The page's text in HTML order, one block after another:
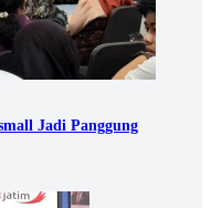
Jadi Panggung